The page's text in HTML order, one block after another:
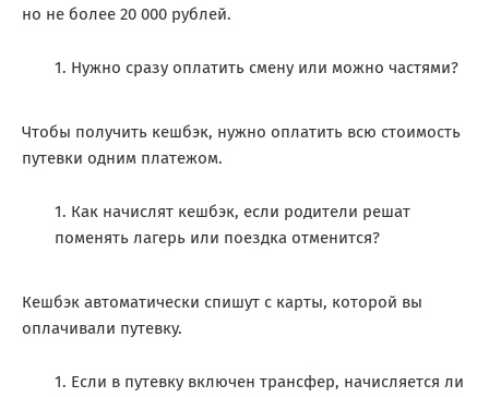
но не более 20 000 рублей.
Нужно сразу оплатить смену или можно частями?
Чтобы получить кешбэк, нужно оплатить всю стоимость
путевки одним платежом.
Как начислят кешбэк, если родители решат
поменять лагерь или поездка отменится?
Кешбэк автоматически спишут с карты, которой вы
оплачивали путевку.
Если в путевку включен трансфер, начисляется ли